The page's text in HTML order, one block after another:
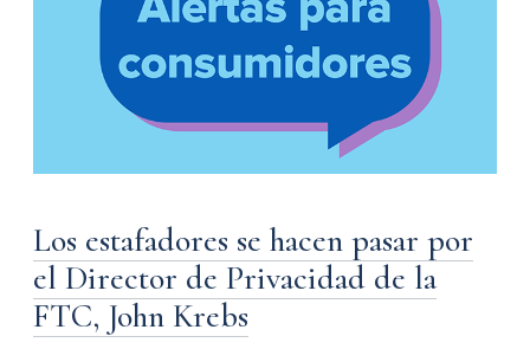
Los estafadores se hacen pasar por
el Director de Privacidad de la
FTC, John Krebs